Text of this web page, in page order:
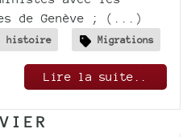
de Genève ; (...)
histoire Migrations
Lire la suite..